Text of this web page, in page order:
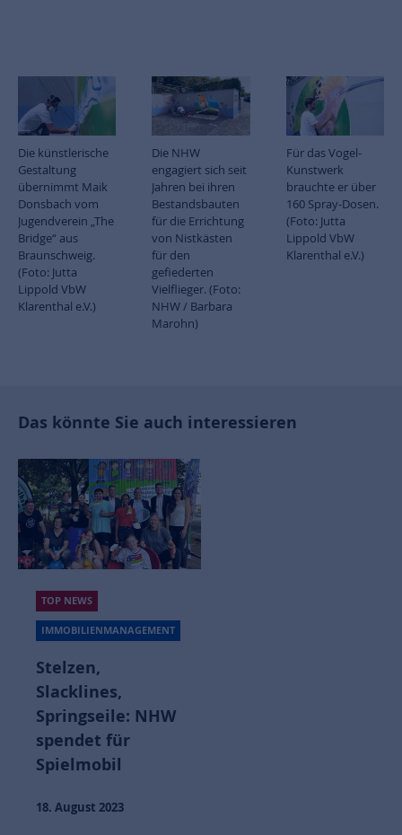
Die künstlerische
Gestaltung
übernimmt Maik
Donsbach vom
Jugendverein „The
Bridge“ aus
Braunschweig.
(Foto: Jutta
Lippold VbW
Klarenthal e.V.)
Die NHW
engagiert sich seit
Jahren bei ihren
Bestandsbauten
für die Errichtung
von Nistkästen
für den
gefiederten
Vielflieger. (Foto:
NHW / Barbara
Marohn)
Für das Vogel-
Kunstwerk
brauchte er über
160 Spray-Dosen.
(Foto: Jutta
Lippold VbW
Klarenthal e.V.)
Das könnte Sie auch interessieren
TOP NEWS
IMMOBILIENMANAGEMENT
Stelzen,
Slacklines,
Springseile: NHW
spendet für
Spielmobil
18. August 2023